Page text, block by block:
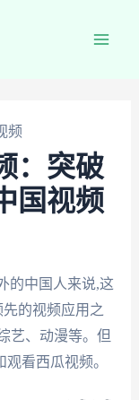
频
：突破
国视频
的中国人来说,这
的视频应用之
艺、动漫等。但
看西瓜视频。